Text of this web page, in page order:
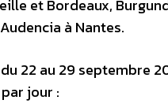
et Bordeaux,
à Nantes.
22 au 29 septembre
jour :